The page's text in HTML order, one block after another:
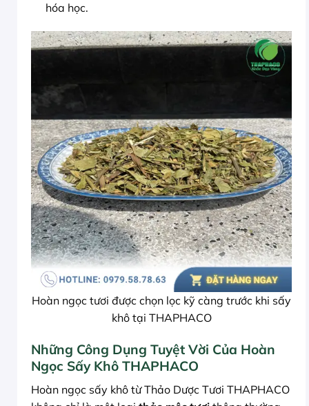
hóa học.
Hoàn ngọc tươi được chọn lọc kỹ càng trước khi sấy
khô tại THAPHACO
Những Công Dụng Tuyệt Vời Của Hoàn
Ngọc Sấy Khô THAPHACO
Hoàn ngọc sấy khô từ Thảo Dược Tươi THAPHACO